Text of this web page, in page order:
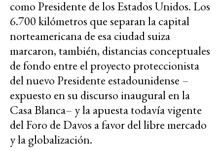
como Presidente de los Estados Unidos. Los
6.700 kilómetros que separan la capital
norteamericana de esa ciudad suiza
marcaron, también, distancias conceptuales
de fondo entre el proyecto proteccionista
del nuevo Presidente estadounidense –
expuesto en su discurso inaugural en la
Casa Blanca– y la apuesta todavía vigente
del Foro de Davos a favor del libre mercado
y la globalización.